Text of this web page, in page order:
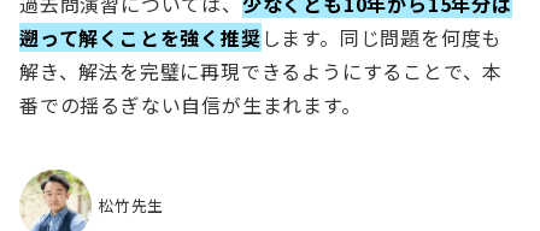
遡って解くことを強く推奨します。同じ問題を何度も
解き、解法を完璧に再現できるようにすることで、本
番での揺るぎない自信が生まれます。
松竹先生